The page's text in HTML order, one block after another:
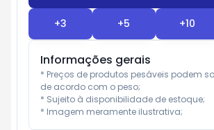
+3 +5 +10
Informações gerais
* Preços de produtos pesáveis podem
de acordo com o peso;
* Sujeito à disponibilidade de estoque;
* Imagem meramente ilustrativa;